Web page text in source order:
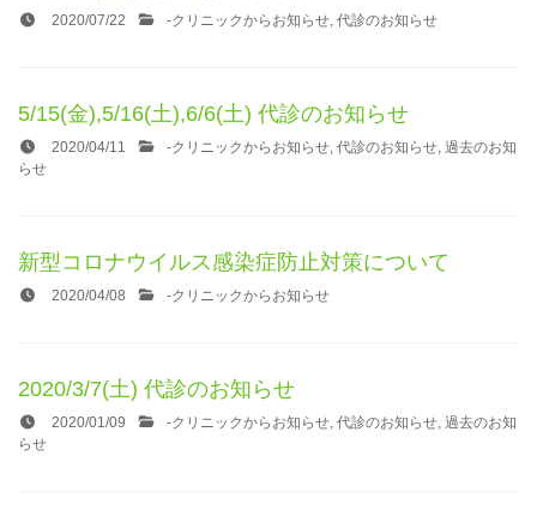
2020/07/22 -クリニックからお知らせ, 代診のお知らせ
5/15(金),5/16(土),6/6(土) 代診のお知らせ
2020/04/11 -クリニックからお知らせ, 代診のお知らせ, 過去のお知
らせ
新型コロナウイルス感染症防止対策について
2020/04/08 -クリニックからお知らせ
2020/3/7(土) 代診のお知らせ
2020/01/09 -クリニックからお知らせ, 代診のお知らせ, 過去のお知
らせ